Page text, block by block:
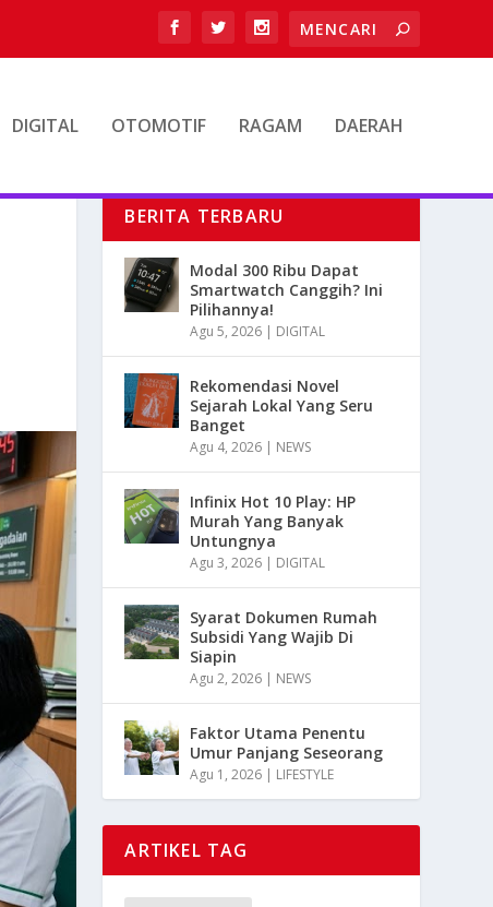
DIGITAL OTOMOTIF RAGAM DAERAH
BERITA TERBARU
Modal 300 Ribu Dapat
Smartwatch Canggih? Ini
Pilihannya!
Agu 5, 2026 | DIGITAL
Rekomendasi Novel
Sejarah Lokal Yang Seru
Banget
Agu 4, 2026 | NEWS
Infinix Hot 10 Play: HP
Murah Yang Banyak
Untungnya
Agu 3, 2026 | DIGITAL
Syarat Dokumen Rumah
Subsidi Yang Wajib Di
Siapin
Agu 2, 2026 | NEWS
Faktor Utama Penentu
Umur Panjang Seseorang
Agu 1, 2026 | LIFESTYLE
ARTIKEL TAG